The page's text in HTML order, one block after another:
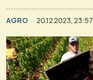
AGRO 20.12.2023, 23:57